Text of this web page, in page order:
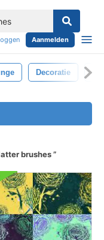
Aanmelden
Decoratie
brushes